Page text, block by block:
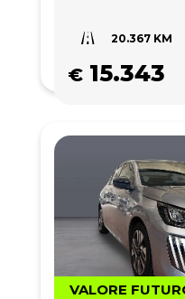
20.367 KM
€ 15.343
VALORE